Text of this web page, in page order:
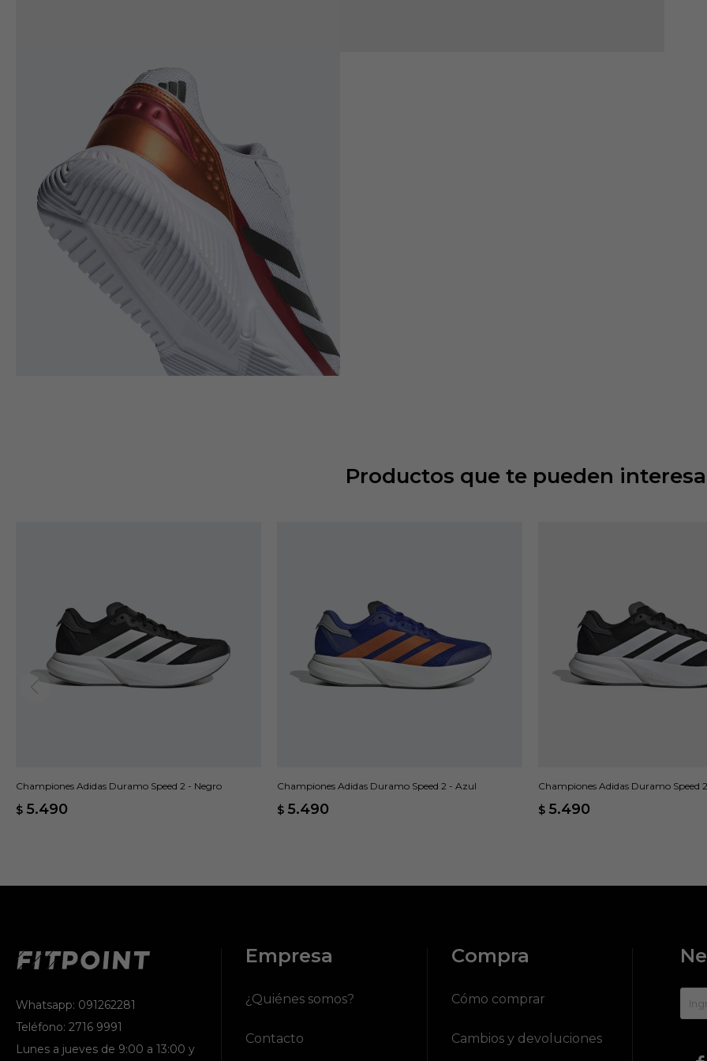
Productos que te pueden
Championes Adidas Duramo Speed 2 - Negro
$ 5.490
Championes Adidas Duramo Speed 2 - Azul
$ 5.490
Championes Adidas Duramo Speed
$ 5.490
Whatsapp: 091262281
Teléfono: 2716 9991
Lunes a jueves de 9:00 a 13:00 y
Empresa
¿Quiénes somos?
Contacto
Compra
Cómo comprar
Cambios y devoluciones